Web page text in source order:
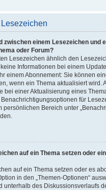
zwischen einem Lesezeichen und
oder Forum?
Lesezeichen ähnlich den
Informationen bei einem
einem Abonnement: Sie können
wenn ein Thema aktualisiert wird.
bei einer Aktualisierung eines
für
persönlichen Bereich unter
auf ein Thema setzen oder
auf ein Thema setzen oder es
in den „Themen-Optionen“
unterhalb des Diskussionsverlaufs